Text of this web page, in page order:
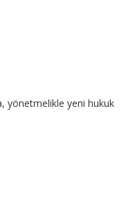
yönetmelikle yeni hukuk